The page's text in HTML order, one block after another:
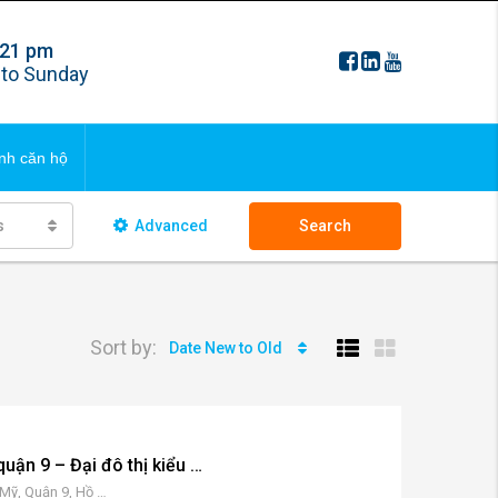
pm
Sunday
căn hộ
Advanced Search
Sort by: Date New to Old
Vinhomes Grand Park quận 9 – Đại đô thị kiểu mới cho cư dân thành phố
79 Nguyễn Xiển, Long Thạnh Mỹ, Quận 9, Hồ Chí Minh 70000, Vietnam
bds Updating